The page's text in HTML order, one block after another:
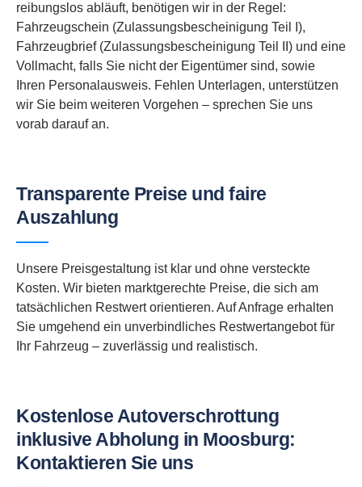
reibungslos abläuft, benötigen wir in der Regel:
Fahrzeugschein (Zulassungsbescheinigung Teil I),
Fahrzeugbrief (Zulassungsbescheinigung Teil II) und eine
Vollmacht, falls Sie nicht der Eigentümer sind, sowie
Ihren Personalausweis. Fehlen Unterlagen, unterstützen
wir Sie beim weiteren Vorgehen – sprechen Sie uns
vorab darauf an.
Transparente Preise und faire
Auszahlung
Unsere Preisgestaltung ist klar und ohne versteckte
Kosten. Wir bieten marktgerechte Preise, die sich am
tatsächlichen Restwert orientieren. Auf Anfrage erhalten
Sie umgehend ein unverbindliches Restwertangebot für
Ihr Fahrzeug – zuverlässig und realistisch.
Kostenlose Autoverschrottung
inklusive Abholung in Moosburg:
Kontaktieren Sie uns